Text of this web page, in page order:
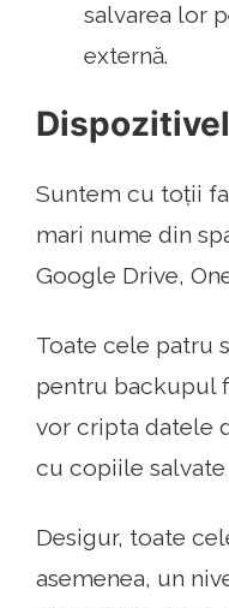
salvarea lor
externă.
Suntem cu toții
mari nume din
Google Drive,
Toate cele patru
pentru backupul
vor cripta datele
cu copiile
Desigur, toate
asemenea, un